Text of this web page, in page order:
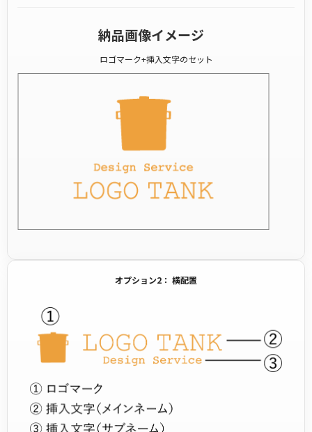
納品画像イメージ
ロゴマーク+挿入文字のセット
オプション2： 横配置